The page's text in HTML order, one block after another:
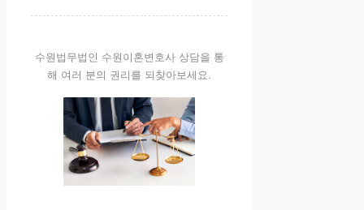
수원법무법인 수원이혼변호사 상담을 통
해 여러 분의 권리를 되찾아보세요.